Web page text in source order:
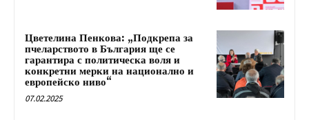
Цветелина Пенкова: „Подкрепа за
пчеларството в България ще се
гарантира с политическа воля и
конкретни мерки на национално и
европейско ниво“
07.02.2025